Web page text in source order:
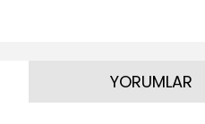
YORUMLAR